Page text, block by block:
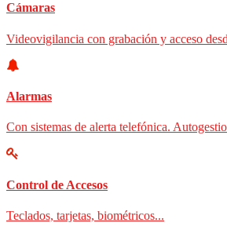
Cámaras
Videovigilancia con grabación y acceso
Alarmas
Con sistemas de alerta telefónica.
Control de Accesos
Teclados, tarjetas, biométricos...